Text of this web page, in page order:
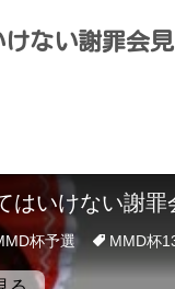
けない謝罪会